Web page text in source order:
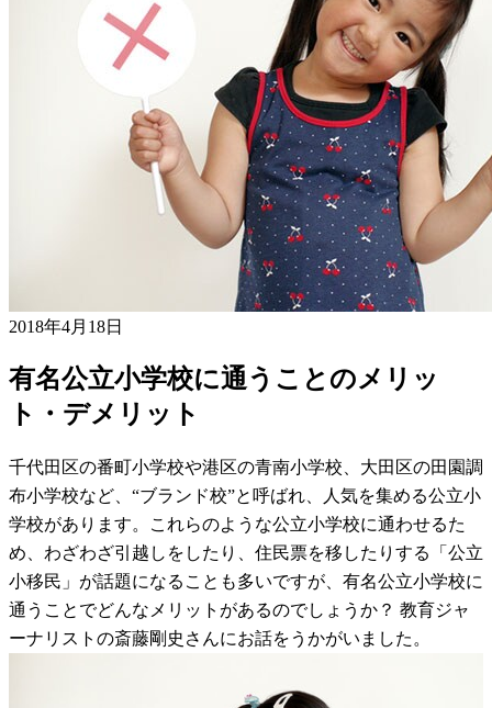
2018年4月18日
有名公立小学校に通うことのメリッ
ト・デメリット
千代田区の番町小学校や港区の青南小学校、大田区の田園調
布小学校など、“ブランド校”と呼ばれ、人気を集める公立小
学校があります。これらのような公立小学校に通わせるた
め、わざわざ引越しをしたり、住民票を移したりする「公立
小移民」が話題になることも多いですが、有名公立小学校に
通うことでどんなメリットがあるのでしょうか？ 教育ジャ
ーナリストの斎藤剛史さんにお話をうかがいました。